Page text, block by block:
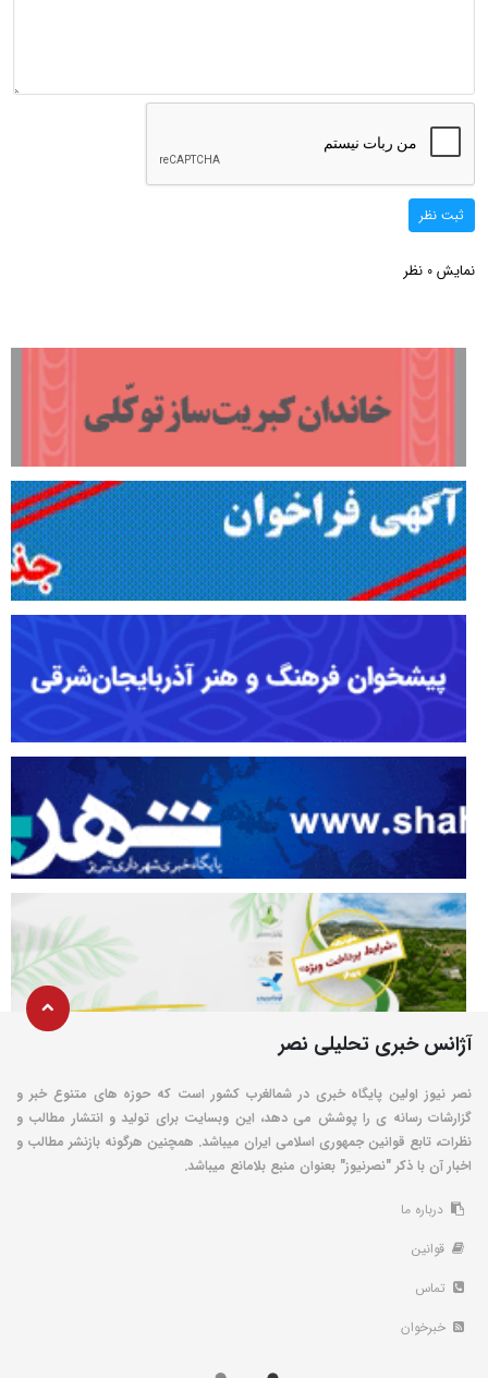
ثبت نظر
نمایش 0 نظر
آژانس خبری تحلیلی نصر
نصر نیوز اولین پایگاه خبری در شمالغرب کشور است که حوزه های متنوع خبر و
گزارشات رسانه ی را پوشش می دهد، این وبسایت برای تولید و انتشار مطالب و
نظرات، تابع قوانین جمهوری اسلامی ایران میباشد. همچنین هرگونه بازنشر مطالب و
اخبار آن با ذکر "نصرنیوز" بعنوان منبع بلامانع میباشد.
درباره ما
قوانین
تماس
خبرخوان